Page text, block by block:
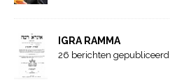
IGRA RAMMA
26 berichten gepubliceerd